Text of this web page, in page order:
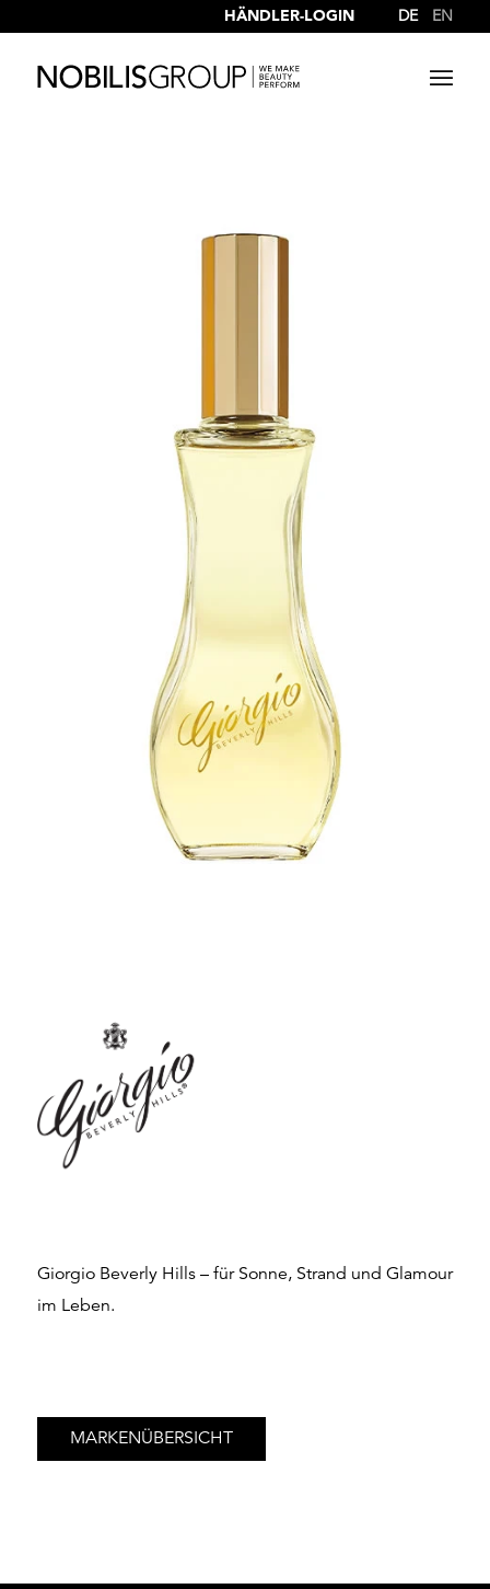
DE EN
HÄNDLER-LOGIN
Giorgio Beverly Hills – für Sonne, Strand und Glamour
im Leben.
MARKENÜBERSICHT